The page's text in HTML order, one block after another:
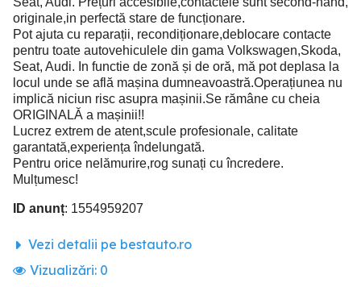
originale,in perfectă stare de funcționare.
Pot ajuta cu reparații, recondiționare,deblocare contacte
pentru toate autovehiculele din gama Volkswagen,Skoda,
Seat, Audi. In functie de zonă și de oră, mă pot deplasa la
locul unde se află mașina dumneavoastră.Operațiunea nu
implică niciun risc asupra mașinii.Se rămâne cu cheia
ORIGINALĂ a mașinii!!
Lucrez extrem de atent,scule profesionale, calitate
garantată,experiența îndelungată.
Pentru orice nelămurire,rog sunați cu încredere.
Mulțumesc!
ID anunț: 1554959207
Vezi detalii pe bestauto.ro
Vizualizări: 0